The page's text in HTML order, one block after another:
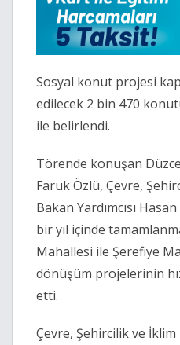
Sosyal konut projesi
edilecek 2 bin 470
ile belirlendi.
Törende konuşan
Faruk Özlü, Çevre,
Bakan Yardımcısı
bir yıl içinde
Mahallesi ile Şerefiye
dönüşüm projelerinin
etti.
Çevre, Şehircilik ve